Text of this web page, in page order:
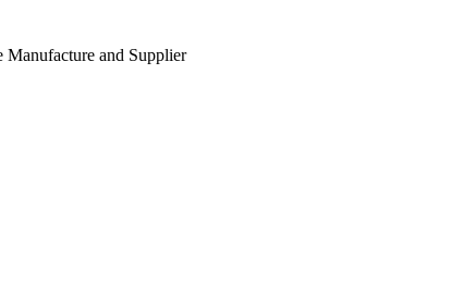
Manufacture and Supplier